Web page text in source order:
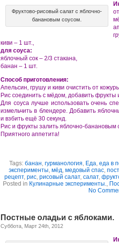
Фруктово-рисовый салат с яблочно-
банановым соусом.
киви – 1 шт.,
для соуса:
яблочный сок – 2/3 стакана,
банан – 1 шт.
Способ приготовления:
Апельсин, грушу и киви очистить от
Рис соединить с мёдом, добавить
Для соуса лучше использовать очень
измельчить в блендере. Добавить
и взбить ещё 30 секунд.
Рис и фрукты залить яблочно-банановым
Приятного аппетита!
Tags: банан, гурманология, Еда, еда в
эксперименты, мёд, медовый спас, пост
рецепт, рис, рисовый салат, салат,
Posted in Кулинарные эксперименты.,
No
Постные оладьи с яблоками.
Суббота, Март 24th, 2012